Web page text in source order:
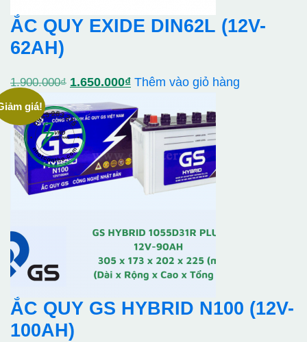
ẮC QUY EXIDE DIN62L (12V-
62AH)
1.900.000₫ Giá
gốc
là:
1.900.000₫.
1.650.000₫Giá
tại
là:
1.650.000₫.
Thêm vào giỏ hàng
giá!
ẮC QUY GS HYBRID N100 (12V-
100AH)